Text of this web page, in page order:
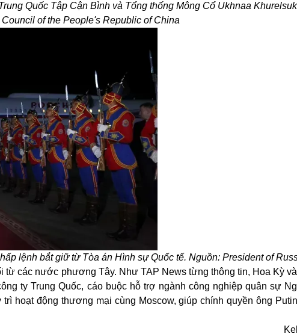
Quốc Tập Cận Bình và Tổng thống Mông Cổ Ukhnaa
Council of the People's Republic of China
lệnh bắt giữ từ Tòa án Hình sự Quốc tế. Nguồn: President of
từ các nước phương Tây. Như TAP News từng thông tin, Hoa Kỳ
ty Trung Quốc, cáo buộc hỗ trợ ngành công nghiệp quân sự
hoạt động thương mại cùng Moscow, giúp chính quyền ông